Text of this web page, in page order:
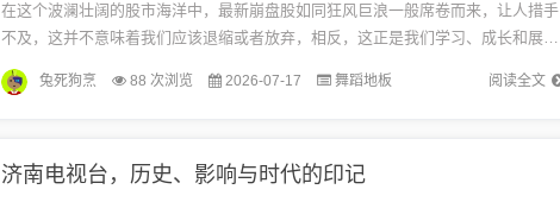
在这个波澜壮阔的股市海洋中，最新崩盘股如同狂风巨浪一般席卷而来，让人措手
不及，这并不意味着我们应该退缩或者放弃，相反，这正是我们学习、成长和展现
实力的时候，让我们一起勇敢面对这股市的波折，用智慧和勇气书写属于我们的
励...
阅读全文
兔死狗烹 88 次浏览 2026-07-17 舞蹈地板
济南电视台，历史、影响与时代的印记